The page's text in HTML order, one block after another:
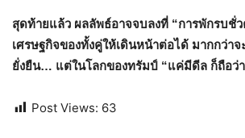
สุดท้ายแล้ว ผลลัพธ์อาจจบลงที่ “การพักรบชั่ว
เศรษฐกิจของทั้งคู่ให้เดินหน้าต่อได้ มากกว่า
ยั่งยืน… แต่ในโลกของทรัมป์ “แค่มีดีล ก็ถือว่
Post Views: 63